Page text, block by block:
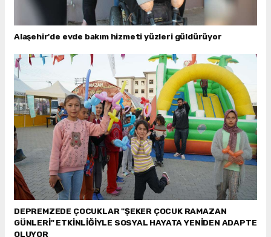
Alaşehir'de evde bakım hizmeti yüzleri güldürüyor
DEPREMZEDE ÇOCUKLAR "ŞEKER ÇOCUK RAMAZAN
GÜNLERİ" ETKİNLİĞİYLE SOSYAL HAYATA YENİDEN ADAPTE
OLUYOR